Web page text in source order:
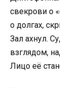
свекрови о
о долгах,
Зал ахнул.
взглядом,
Лицо её